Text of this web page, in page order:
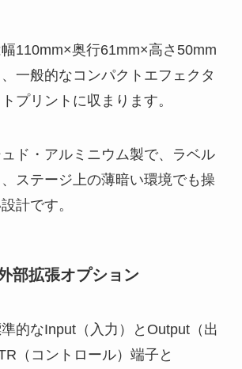
110mm×奥行61mm×高さ50mm
一般的なコンパクトエフェクタ
プリントに収まります。
ド・アルミニウム製で、ラベル
ステージ上の薄暗い環境でも操
計です。
部拡張オプション
的なInput（入力）とOutput（出
（コントロール）端子と